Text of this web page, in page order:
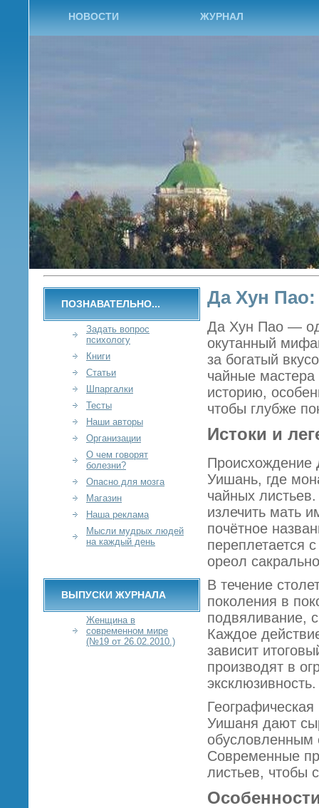
НОВОСТИ ЖУРНАЛ
Да Хун Пао:
Да Хун Пао —
окутанный
за богатый
чайные
историю,
чтобы глубже
Истоки и
Уишань, где
чайных
излечить мать
почётное
переплетается
ореол
В течение
поколения в
подвяливание,
Каждое
зависит
производят в
эксклюзивность.
Уишаня дают
обусловленным
Современные
листьев, чтобы
ПОЗНАВАТЕЛЬНО...
Задать вопрос
психологу
Книги
Статьи
Шпаргалки
Тесты
Наши авторы
Организации
О чем говорят
болезни?
Опасно для мозга
Магазин
Наша реклама
Мысли мудрых людей
на каждый день
ВЫПУСКИ ЖУРНАЛА
Женщина в
современном мире
(№19 от 26.02.2010.)